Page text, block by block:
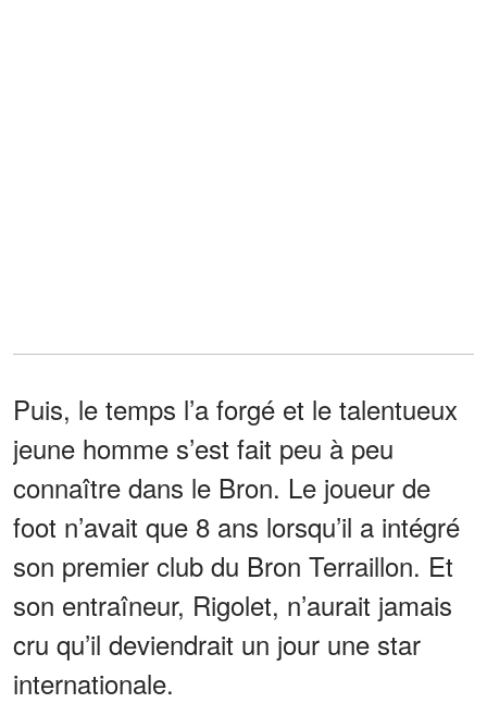
Puis, le temps l’a forgé et le talentueux
jeune homme s’est fait peu à peu
connaître dans le Bron. Le joueur de
foot n’avait que 8 ans lorsqu’il a intégré
son premier club du Bron Terraillon. Et
son entraîneur, Rigolet, n’aurait jamais
cru qu’il deviendrait un jour une star
internationale.